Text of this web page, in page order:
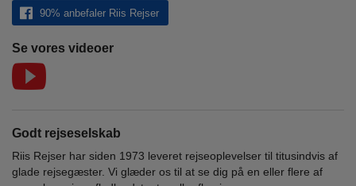
90% anbefaler Riis Rejser
Se vores videoer
Godt rejseselskab
Riis Rejser har siden 1973 leveret rejseoplevelser til titusindvis af
glade rejsegæster. Vi glæder os til at se dig på en eller flere af